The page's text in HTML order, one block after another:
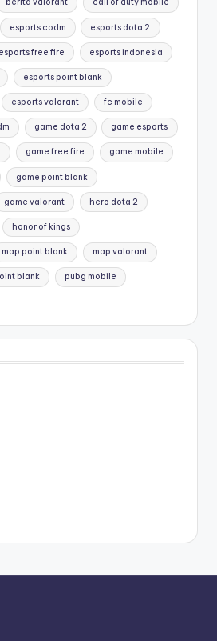
berita valorant call of duty mobile
esports codm esports dota 2
esports free fire esports indonesia
esports point blank
esports valorant fc mobile
game dota 2 game esports
game free fire game mobile
game point blank
game valorant hero dota 2
honor of kings
map point blank map valorant
blank pubg mobile